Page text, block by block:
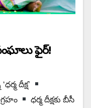
ఫైర్!
దీక్ష’
ధర్మ దీక్షకు బీసీ